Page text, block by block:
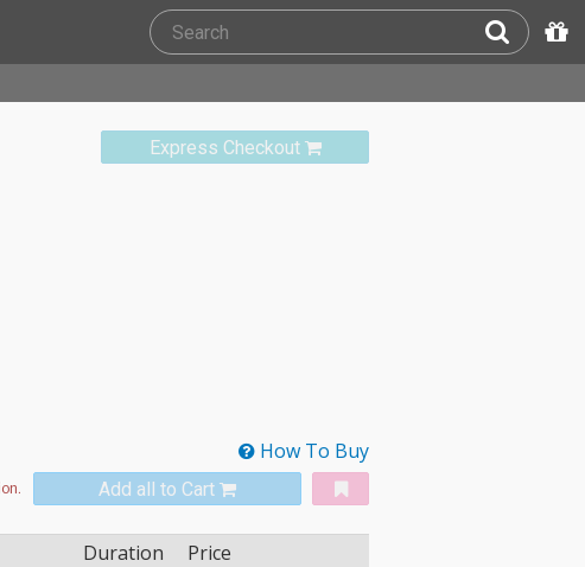
Express Checkout
How To Buy
Add all to Cart
Duration Price